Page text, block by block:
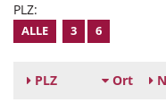
PLZ:
ALLE 3 6
PLZ Ort